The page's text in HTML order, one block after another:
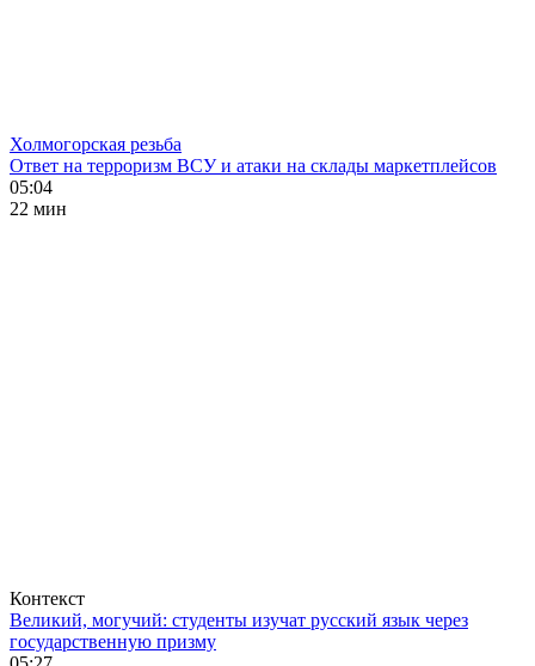
Холмогорская резьба
Ответ на терроризм ВСУ и атаки на склады маркетплейсов
05:04
22 мин
Контекст
Великий, могучий: студенты изучат русский язык через
государственную призму